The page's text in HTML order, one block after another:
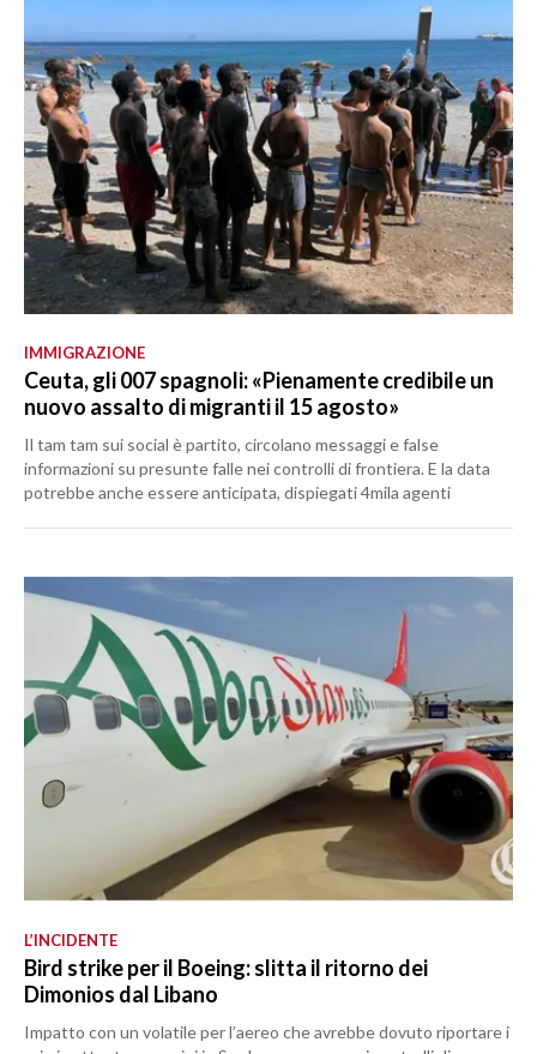
IMMIGRAZIONE
Ceuta, gli 007 spagnoli: «Pienamente credibile un
nuovo assalto di migranti il 15 agosto»
Il tam tam sui social è partito, circolano messaggi e false
informazioni su presunte falle nei controlli di frontiera. E la data
potrebbe anche essere anticipata, dispiegati 4mila agenti
L’INCIDENTE
Bird strike per il Boeing: slitta il ritorno dei
Dimonios dal Libano
Impatto con un volatile per l’aereo che avrebbe dovuto riportare i